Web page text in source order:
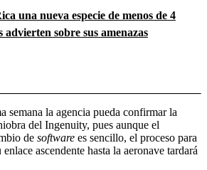
una nueva especie de menos de 4
sobre sus amenazas
semana la agencia pueda confirmar la
del Ingenuity, pues aunque el
de software es sencillo, el proceso para
ascendente hasta la aeronave tardará